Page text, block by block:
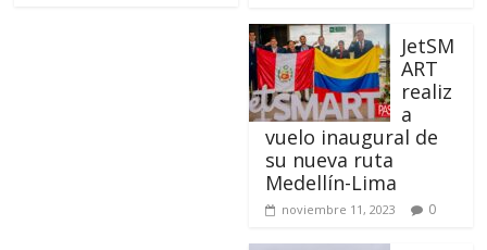
JetSM
ART
realiz
a
vuelo inaugural de
su nueva ruta
Medellín-Lima
noviembre 11, 2023 0